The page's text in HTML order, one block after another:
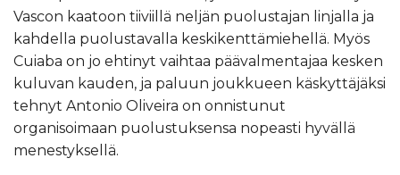
Vascon kaatoon tiiviillä neljän puolustajan linjalla ja
kahdella puolustavalla keskikenttämiehellä. Myös
Cuiaba on jo ehtinyt vaihtaa päävalmentajaa kesken
kuluvan kauden, ja paluun joukkueen käskyttäjäksi
tehnyt Antonio Oliveira on onnistunut
organisoimaan puolustuksensa nopeasti hyvällä
menestyksellä.